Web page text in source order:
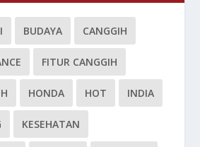
BUDAYA CANGGIH
FITUR CANGGIH
HONDA HOT INDIA
KESEHATAN